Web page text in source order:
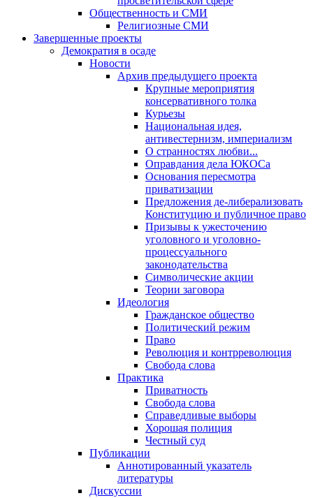
Общественность и СМИ
Религиозные СМИ
Завершенные проекты
Демократия в осаде
Новости
Архив предыдущего проекта
Крупные мероприятия
консервативного толка
Курьезы
Национальная идея,
антивестернизм, империализм
О странностях любви...
Оправдания дела ЮКОСа
Основания пересмотра
приватизации
Предложения де-либерализовать
Конституцию и публичное право
Призывы к ужесточению
уголовного и уголовно-
процессуального
законодательства
Символические акции
Теории заговора
Идеология
Гражданское общество
Политический режим
Право
Революция и контрреволюция
Свобода слова
Практика
Приватность
Свобода слова
Справедливые выборы
Хорошая полиция
Честный суд
Публикации
Аннотированный указатель
литературы
Дискуссии